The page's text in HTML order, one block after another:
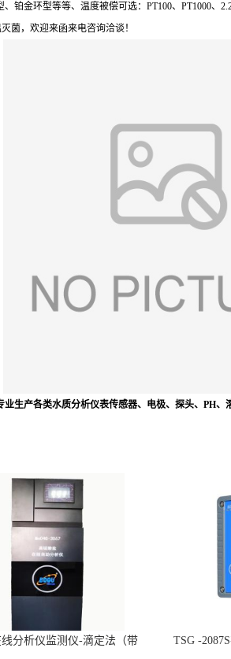
铂金环型等等、温度被偿可选：PT100、PT1000、
菌，欢迎来函来电咨询洽谈！
生产各类水质分析仪表传感器、电极、探头、PH
线分析仪监测仪-滴定法（带
TSG -